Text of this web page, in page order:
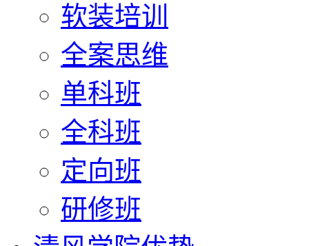
软装培训
全案思维
单科班
全科班
定向班
研修班